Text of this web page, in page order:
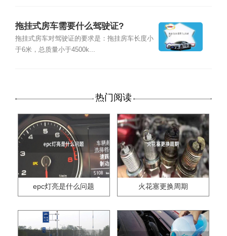
拖挂式房车需要什么驾驶证?
拖挂式房车对驾驶证的要求是：拖挂房车长度小
于6米，总质量小于4500k...
热门阅读
epc灯亮是什么问题 火花塞更换周期